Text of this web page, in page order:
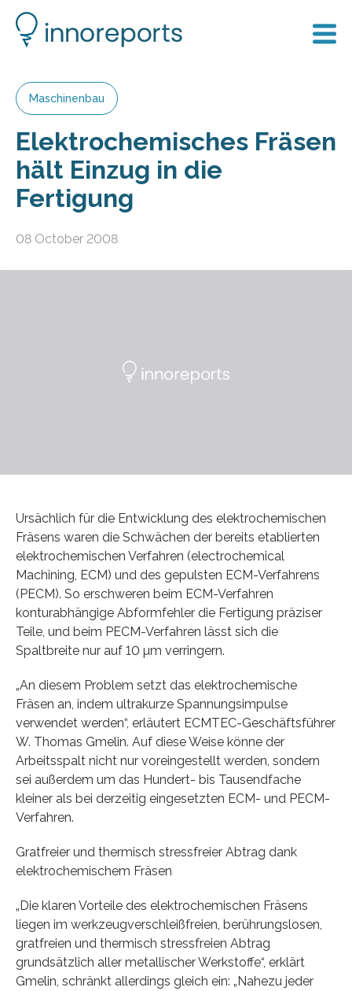
Maschinenbau
Elektrochemisches Fräsen
hält Einzug in die
Fertigung
08 October 2008
Ursächlich für die Entwicklung des elektrochemischen
Fräsens waren die Schwächen der bereits etablierten
elektrochemischen Verfahren (electrochemical
Machining, ECM) und des gepulsten ECM-Verfahrens
(PECM). So erschweren beim ECM-Verfahren
konturabhängige Abformfehler die Fertigung präziser
Teile, und beim PECM-Verfahren lässt sich die
Spaltbreite nur auf 10 µm verringern.
„An diesem Problem setzt das elektrochemische
Fräsen an, indem ultrakurze Spannungsimpulse
verwendet werden“, erläutert ECMTEC-Geschäftsführer
W. Thomas Gmelin. Auf diese Weise könne der
Arbeitsspalt nicht nur voreingestellt werden, sondern
sei außerdem um das Hundert- bis Tausendfache
kleiner als bei derzeitig eingesetzten ECM- und PECM-
Verfahren.
Gratfreier und thermisch stressfreier Abtrag dank
elektrochemischem Fräsen
„Die klaren Vorteile des elektrochemischen Fräsens
liegen im werkzeugverschleißfreien, berührungslosen,
gratfreien und thermisch stressfreien Abtrag
grundsätzlich aller metallischer Werkstoffe“, erklärt
Gmelin, schränkt allerdings gleich ein: „Nahezu jeder